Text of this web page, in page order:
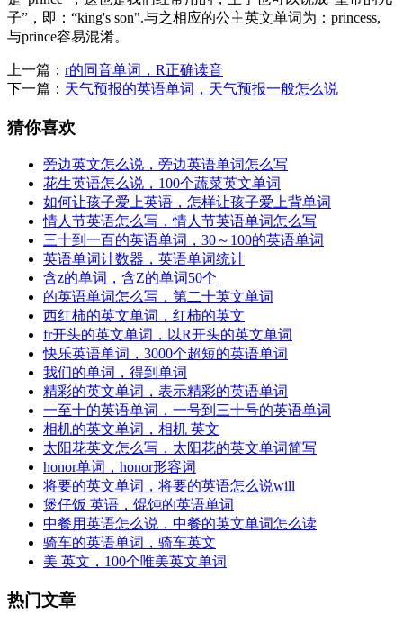
子”，即：“king's son".与之相应的公主英文单词为：princess,
与prince容易混淆。
上一篇： r的同音单词，R正确读音
下一篇： 天气预报的英语单词，天气预报一般怎么说
猜你喜欢
旁边英文怎么说，旁边英语单词怎么写
花生英语怎么说，100个蔬菜英文单词
如何让孩子爱上英语，怎样让孩子爱上背单词
情人节英语怎么写，情人节英语单词怎么写
三十到一百的英语单词，30～100的英语单词
英语单词计数器，英语单词统计
含z的单词，含Z的单词50个
的英语单词怎么写，第二十英文单词
西红柿的英文单词，红柿的英文
fr开头的英文单词，以R开头的英文单词
快乐英语单词，3000个超短的英语单词
我们的单词，得到单词
精彩的英文单词，表示精彩的英语单词
一至十的英语单词，一号到三十号的英语单词
相机的英文单词，相机 英文
太阳花英文怎么写，太阳花的英文单词简写
honor单词，honor形容词
将要的英文单词，将要的英语怎么说will
煲仔饭 英语，馄饨的英语单词
中餐用英语怎么说，中餐的英文单词怎么读
骑车的英语单词，骑车英文
美 英文，100个唯美英文单词
热门文章